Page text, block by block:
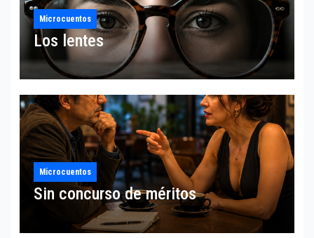
Microcuentos
Los lentes
Microcuentos
Sin concurso de méritos